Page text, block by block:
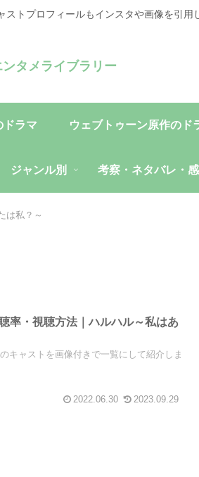
トプロフィールもインスタや画像を引用
タメライブラリー
ドラマ ウェブトゥーン原作のド
ジャンル別 考察・ネタバレ・
は私？～
率・視聴方法｜ハルハル～私はあ
キャストを画像付きで一覧にして紹介しま
2022.06.30 2023.09.29